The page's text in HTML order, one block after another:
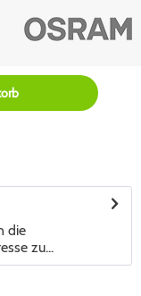
die
zu...